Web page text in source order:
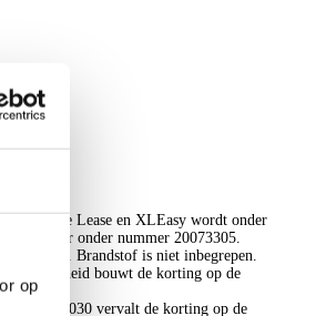
op
rechte koers. Het Lane-keeping systeem
stuur zitten vergroot de kans op een ongeval.
Private Lease en XLEasy wordt onder
onder nummer 20073305.
Brandstof is niet inbegrepen.
De overheid bouwt de korting op de
Vanaf 2030 vervalt de korting op de